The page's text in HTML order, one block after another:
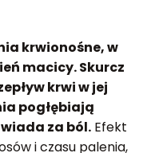
krwionośne, w
macicy. Skurcz
krwi w jej
pogłębiają
za ból. Efekt
i czasu palenia,